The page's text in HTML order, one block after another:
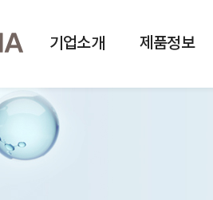
기업소개 제품정보